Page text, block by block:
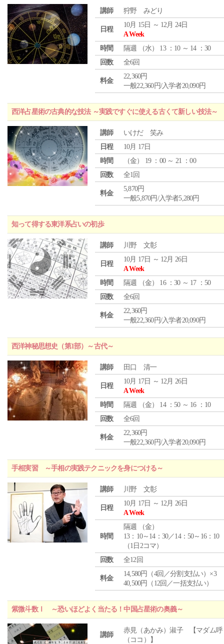
講師 狩野 みどり
日程
10月 15日 ～ 12月 24日
A Week
時間
隔週 （水） 13 ：10 ～ 14 ：30
回数
全6回
料金
22,360円
一般22,360円/入学者20,090円
西洋占星術の古典的な技法 ～実践ですぐに使える古くて新しい技法～
講師
いけだ 笑み
日程
10月 17日
時間
（金） 19 ：00 ～ 21 ：00
回数
全1回
料金
5,870円
一般5,870円/入学者5,280円
知って得する東洋系占いの初歩
講師 川野 文彰
日程
10月 17日 ～ 12月 26日
A Week
時間
隔週 （金） 16 ：30 ～ 17 ：50
回数
全6回
料金
22,360円
一般22,360円/入学者20,090円
西洋神秘思想史（第1部）～古代～
講師 田口 清一
日程
10月 17日 ～ 12月 26日
A Week
時間
隔週 （金） 14 ：50 ～ 16 ：10
回数
全6回
料金
22,360円
一般22,360円/入学者20,090円
手相実習 ～手相の実践テクニックを身につける～
講師 川野 文彰
日程
10月 17日 ～ 12月 26日
A Week
時間
隔週 （金）
13：10～14：30／14：50～16：10
（1日2コマ）
回数
全12回
料金
14,580円（4回／分割支払い）×3
40,500円（12回／一括支払い）
紫微斗数Ⅰ ～恐いほどよく当たる！中国占星術の奥義～
講師
赤見（あかみ）淑子 【マダム呼
（ココ）】